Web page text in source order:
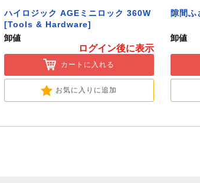
ハイロジック AGEミニロック 360W
[Tools & Hardware]
卸値
ログイン後に表示
カートに入れる
お気に入りに追加
隙間
卸値